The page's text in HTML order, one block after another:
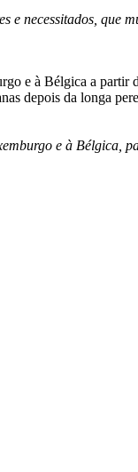
necessitados, que
e à Bélgica a
depois da longa
e à Bélgica,